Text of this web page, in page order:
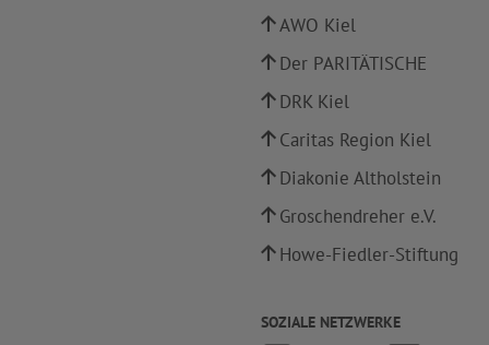
AWO Kiel
Der PARITÄTISCHE
DRK Kiel
Caritas Region Kiel
Diakonie Altholstein
Groschendreher e.V.
Howe-Fiedler-Stiftung
SOZIALE NETZWERKE